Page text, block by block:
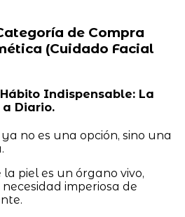
de Compra
(Cuidado Facial
Indispensable: La
a Diario.
no es una opción, sino una
piel es un órgano vivo,
imperiosa de